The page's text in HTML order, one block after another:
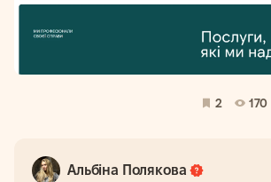
2 170
Альбіна Полякова